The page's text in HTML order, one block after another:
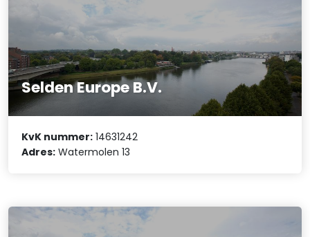
Selden Europe B.V.
KvK nummer: 14631242
Adres: Watermolen 13